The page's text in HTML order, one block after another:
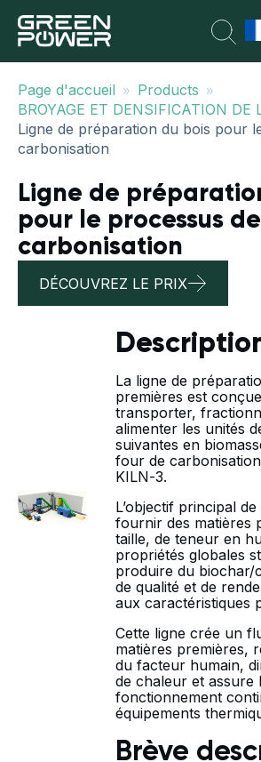
Page d'accueil » Products »
BROYAGE ET DENSIFICATION DE
Ligne de préparation du bois pour
carbonisation
Ligne de
pour le processus de
carbonisation
DÉCOUVREZ LE PRIX
La ligne de
premières est
transporter,
alimenter les unités
suivantes en
four de
KILN-3.
L’objectif principal
fournir des matières
taille, de teneur en
propriétés globales
produire du biochar/
de qualité et de
aux caractéristiques
Cette ligne crée un
matières premières,
du facteur humain,
de chaleur et assure
fonctionnement
équipements
Brève